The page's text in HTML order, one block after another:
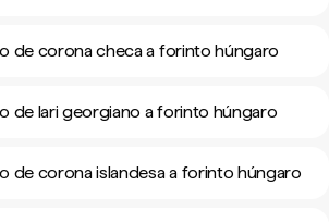
de corona checa a forinto húngaro
de lari georgiano a forinto húngaro
de corona islandesa a forinto húngaro